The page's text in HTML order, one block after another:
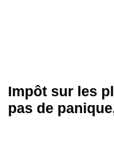
Impôt sur les
pas de